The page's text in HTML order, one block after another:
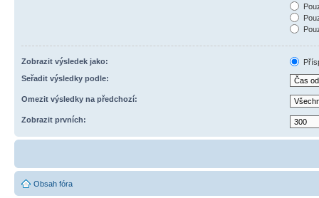
Zobrazit výsledek jako:
Seřadit výsledky podle:
Omezit výsledky na předchozí:
Zobrazit prvních:
Obsah fóra